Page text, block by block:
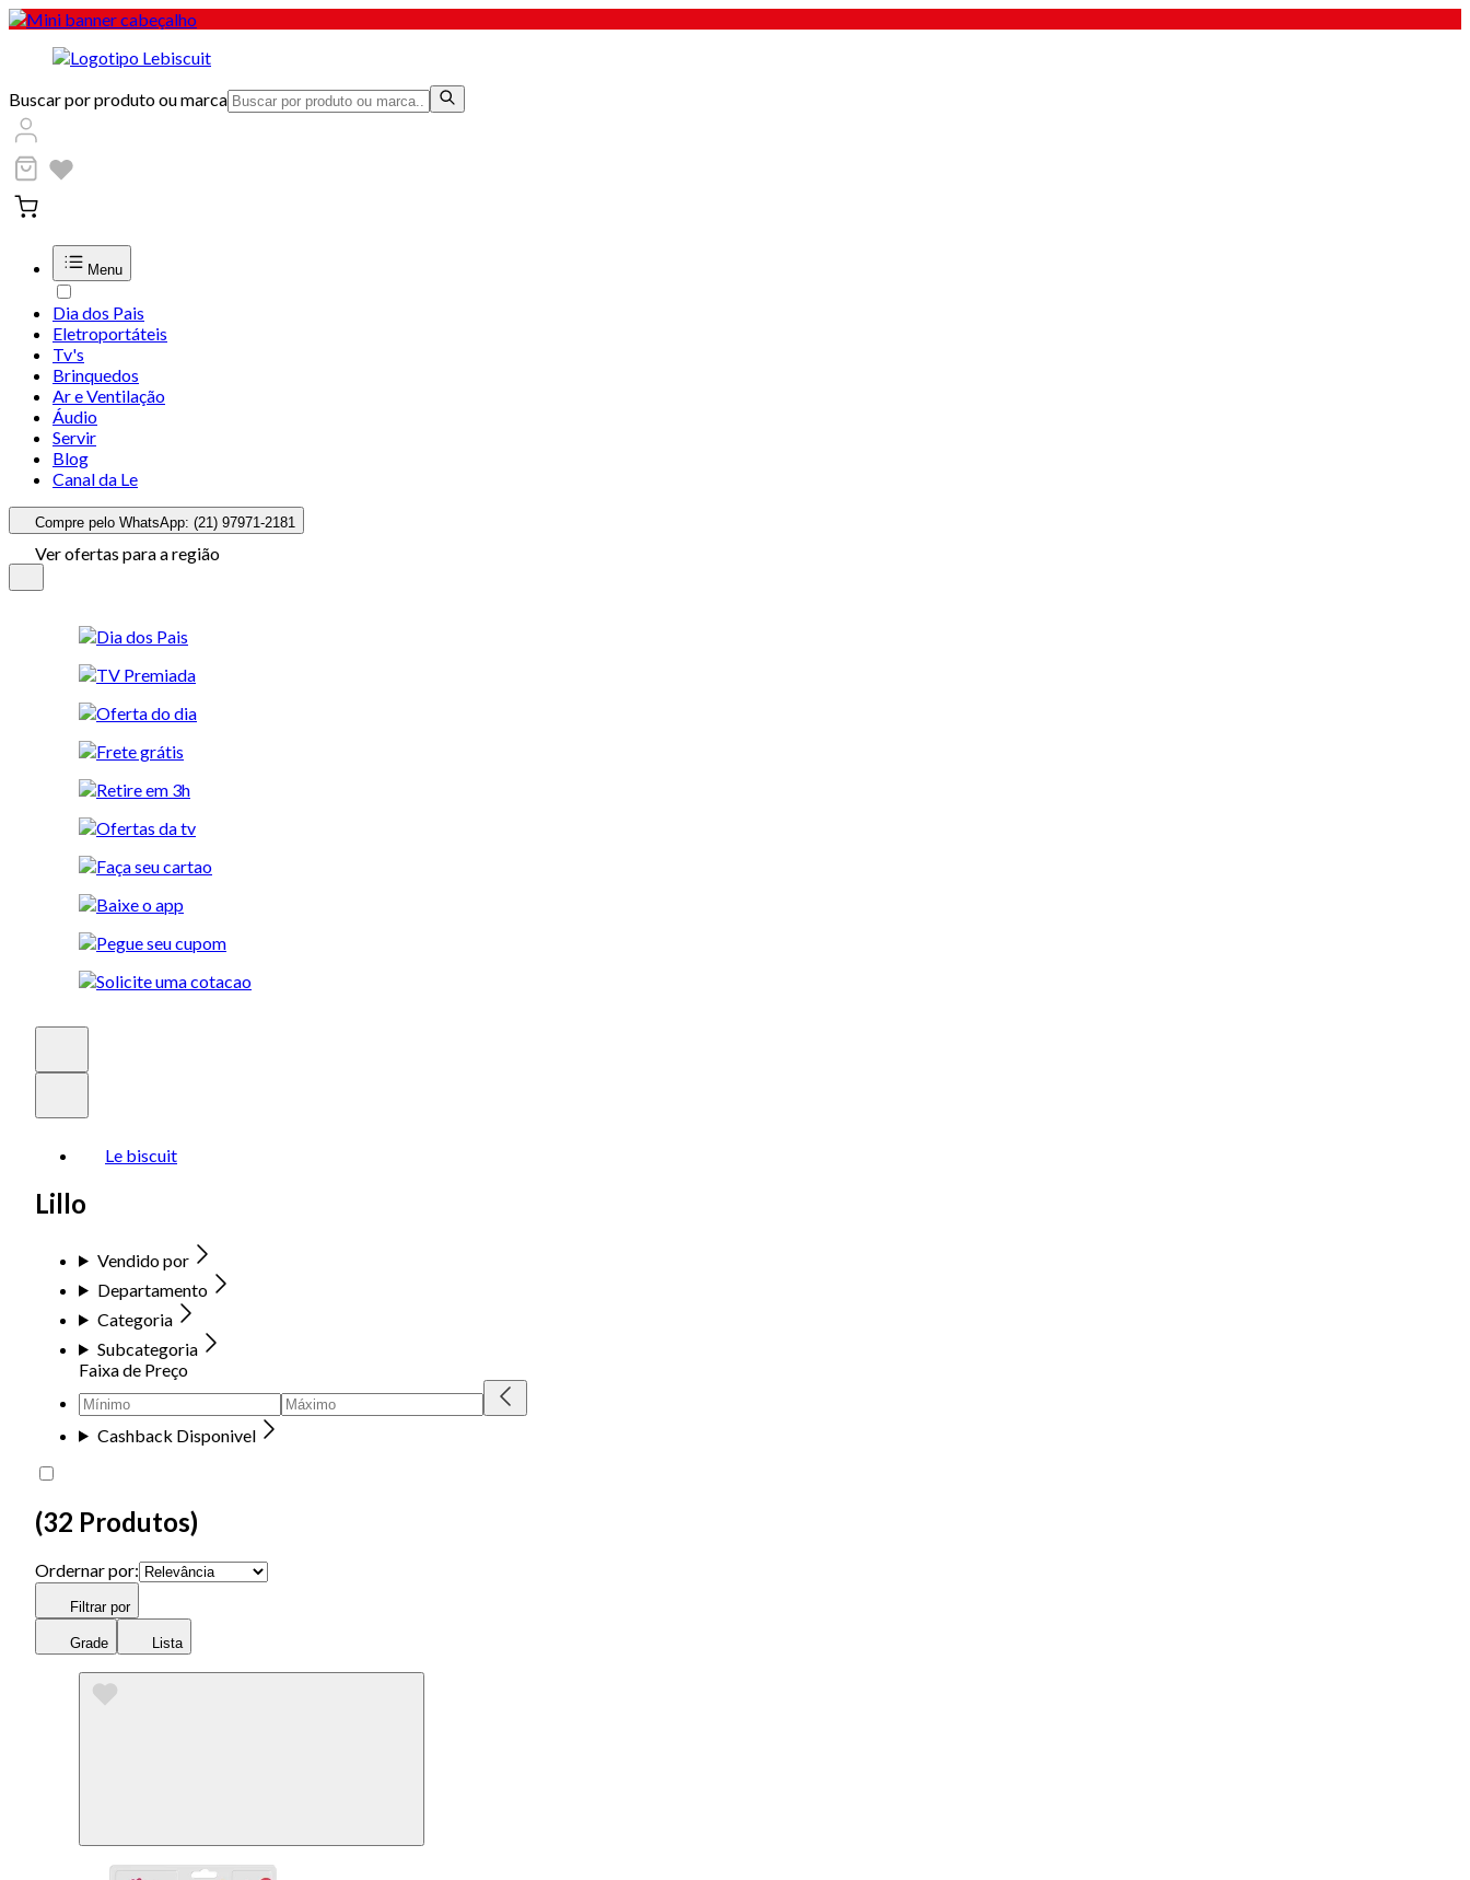
Buscar por produto ou marca
Menu
Dia dos Pais
Eletroportáteis
Tv's
Brinquedos
Ar e Ventilação
Áudio
Servir
Blog
Canal da Le
Compre pelo WhatsApp: (21) 97971-2181
Ver ofertas para a região
Le biscuit
Lillo
Vendido por
Departamento
Categoria
Subcategoria
Faixa de Preço
Cashback Disponivel
(32 Produtos)
Ordernar por:
Filtrar por
Grade Lista